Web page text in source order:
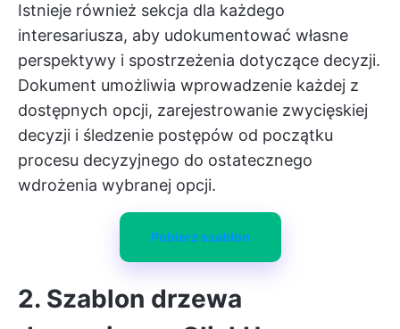
Istnieje również sekcja dla każdego
interesariusza, aby udokumentować własne
perspektywy i spostrzeżenia dotyczące decyzji.
Dokument umożliwia wprowadzenie każdej z
dostępnych opcji, zarejestrowanie zwycięskiej
decyzji i śledzenie postępów od początku
procesu decyzyjnego do ostatecznego
wdrożenia wybranej opcji.
Pobierz szablon
2. Szablon drzewa